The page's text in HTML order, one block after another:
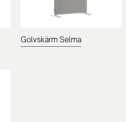
Golvskärm Selma